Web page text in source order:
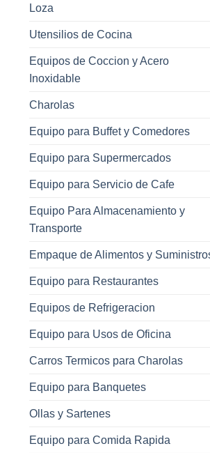
Loza
Utensilios de Cocina
Equipos de Coccion y Acero
Inoxidable
Charolas
Equipo para Buffet y Comedores
Equipo para Supermercados
Equipo para Servicio de Cafe
Equipo Para Almacenamiento y
Transporte
Empaque de Alimentos y
Equipo para Restaurantes
Equipos de Refrigeracion
Equipo para Usos de Oficina
Carros Termicos para Charolas
Equipo para Banquetes
Ollas y Sartenes
Equipo para Comida Rapida